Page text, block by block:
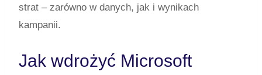
strat – zarówno w danych, jak i wynikach
kampanii.
Jak wdrożyć Microsoft